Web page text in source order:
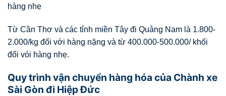
hàng nhẹ
Từ Cần Thơ và các tỉnh miền Tây đi Quảng Nam là 1.800-
2.000/kg đối với hàng nặng và từ 400.000-500.000/ khối
đối vói hàng nhẹ.
Quy trình vận chuyển hàng hóa của Chành xe
Sài Gòn đi Hiệp Đức